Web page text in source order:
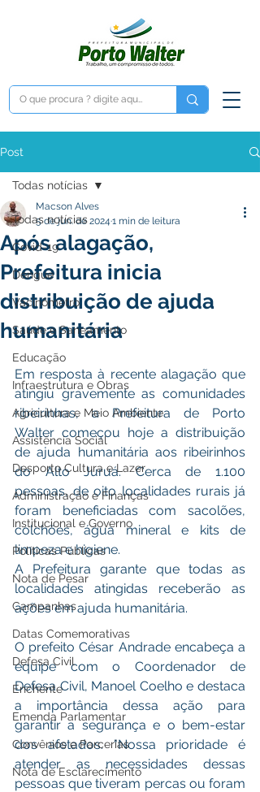
Post
Todas notícias
Covid-19
Dengue
Vacinômetro
Saúde e Saneamento
Educação
Infraestrutura e Obras
Agricultura e Meio Ambiente
Assistência Social
Desporto Cultura e Lazer
Administração e Finanças
Institucional e Governo
Políticas Públicas
Nota de Pesar
Campanhas
Datas Comemorativas
Defesa Civil
Enchente
Emenda Parlamentar
Convênios e Parcerias
Nota de Esclarecimento
Todas notícias
Após alagação,
Prefeitura inicia
distribuição de ajuda
humanitária
Macson Alves
5 de jun. de 2024 1 min de leitura
Em resposta à recente alagação que
atingiu gravemente as comunidades
ribeirinhas, a Prefeitura de Porto
Walter começou hoje a distribuição
de ajuda humanitária aos ribeirinhos
do Alto Juruá. Cerca de 1.100
pessoas, de oito localidades rurais já
foram beneficiadas com sacolões,
colchões, água mineral e kits de
limpeza e higiene.
A Prefeitura garante que todas as
localidades atingidas receberão as
ações em ajuda humanitária.
O prefeito César Andrade encabeça a
equipe com o Coordenador de
Defesa Civil, Manoel Coelho e destaca
a importância dessa ação para
garantir a segurança e o bem-estar
dos afetados. "Nossa prioridade é
atender as necessidades dessas
pessoas que tiveram percas ou foram